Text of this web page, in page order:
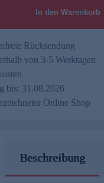
In den Warenkorb
Rücksendung
von 3-5 Werktagen
bis: 31.08.2026
Online Shop
Beschreibung